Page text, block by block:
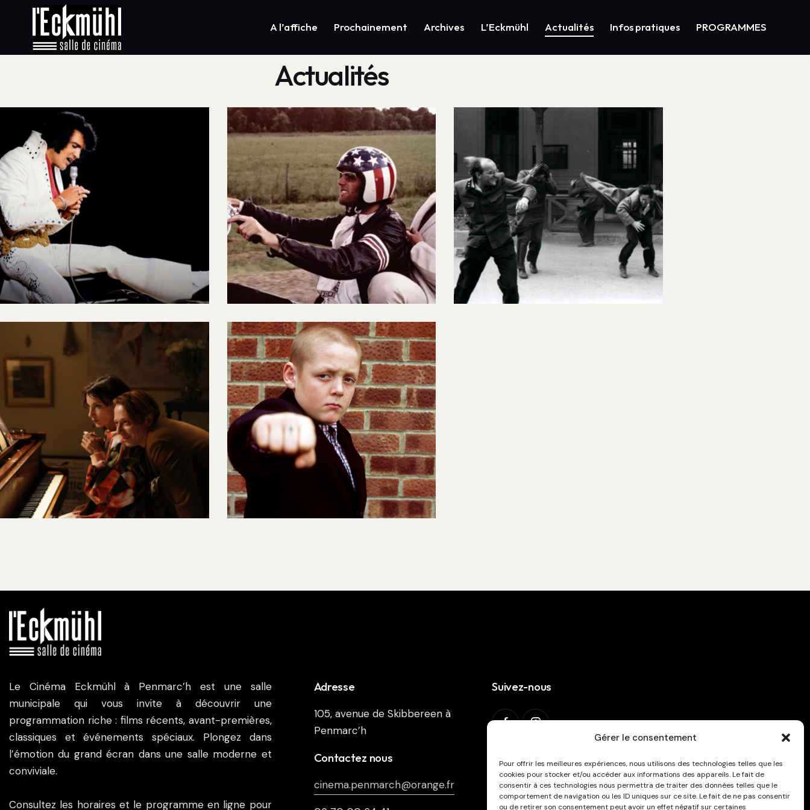
Gérer le consentement
Pour offrir les meilleures expériences, nous utilisons des technologies telles que les
cookies pour stocker et/ou accéder aux informations des appareils. Le fait de
consentir à ces technologies nous permettra de traiter des données telles que le
comportement de navigation ou les ID uniques sur ce site. Le fait de ne pas consentir
ou de retirer son consentement peut avoir un effet négatif sur certaines
A l’affiche Prochainement Archives L’Eckmühl Actualités Infos pratiques PROGRAMMES
Actualités
Ciné-club
05/05/2026
Ciné-club
14/04/2025
Vents d'Est au cinéma
17/01/2024
Feux-Croisés - Mathieu
12/12/2023
Ciné-club
21/11/2023
Le Cinéma Eckmühl à Penmarc’h est une salle
municipale qui vous invite à découvrir une
programmation riche : films récents, avant-premières,
classiques et événements spéciaux. Plongez dans
l’émotion du grand écran dans une salle moderne et
conviviale.
Consultez les horaires et le programme en ligne pour
Adresse
105, avenue de Skibbereen à
Penmarc’h
Contactez nous
cinema.penmarch@orange.fr
Suivez-nous